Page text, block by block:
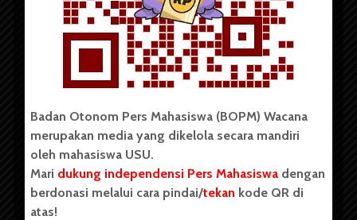
Copyright © 2023. All rights reserved BOPM WACANA.
Badan Otonom Pers Mahasiswa (BOPM) Wacana merupakan
pers mahasiswa yang berdiri di luar kampus dan dikelola
secara mandiri oleh mahasiswa Universitas Sumatera Utara
(USU). Sebelumnya BOPM Wacana merupakan salah satu
Unit Kegiatan Mahasiswa (UKM) di Universitas Sumatera
Badan Otonom Pers Mahasiswa (BOPM) Wacana
merupakan media yang dikelola secara mandiri
oleh mahasiswa USU.
Mari dukung independensi Pers Mahasiswa dengan
berdonasi melalui cara pindai/tekan kode QR di
atas!